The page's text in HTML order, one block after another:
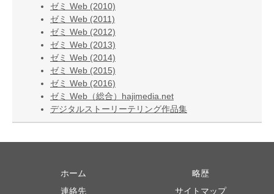
ゼミ Web (2010)
ゼミ Web (2011)
ゼミ Web (2012)
ゼミ Web (2013)
ゼミ Web (2014)
ゼミ Web (2015)
ゼミ Web (2016)
ゼミ Web（総合）hajimedia.net
デジタルストーリーテリング作品集
ホーム
略歴
連絡先
サイトマップ